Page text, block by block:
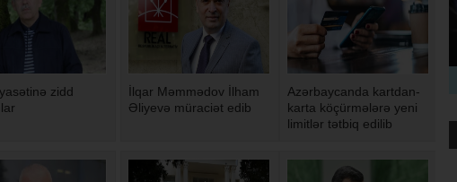
zidd
İlqar Məmmədov İlham
Əliyevə müraciət edib
Azərbaycanda kartdan-
karta köçürmələrə yeni
limitlər tətbiq edilib